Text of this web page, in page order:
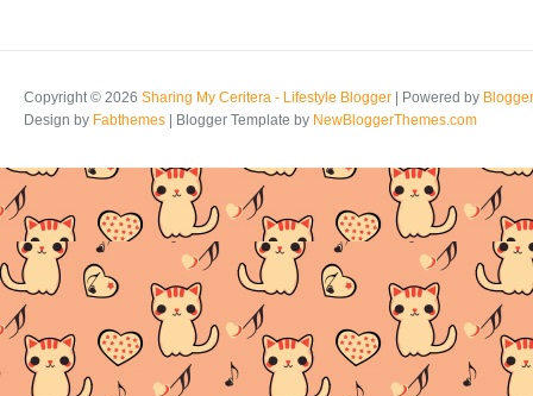
Copyright © 2026 Sharing My Ceritera - Lifestyle Blogger | Powered by Blogger
Design by Fabthemes | Blogger Template by NewBloggerThemes.com